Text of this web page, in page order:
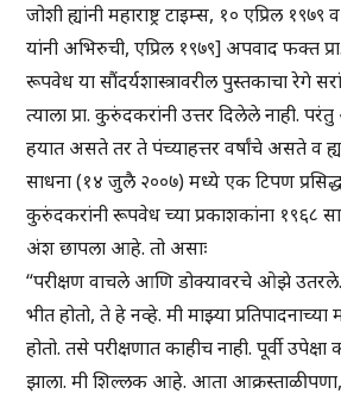
जोशी ह्यांनी महाराष्ट्र टाइम्स, १० एप्रिल १९७९
यांनी अभिरुची, एप्रिल १९७९] अपवाद फक्त
रूपवेध या सौंदर्यशास्त्रावरील पुस्तकाचा रेगे
त्याला प्रा. कुरुंदकरांनी उत्तर दिलेले नाही.
हयात असते तर ते पंच्याहत्तर वर्षांचे असते व
साधना (१४ जुलै २००७) मध्ये एक टिपण
कुरुंदकरांनी रूपवेध च्या प्रकाशकांना १९६८
अंश छापला आहे. तो असाः
“परीक्षण वाचले आणि डोक्यावरचे ओझे उतरले.
भीत होतो, ते हे नव्हे. मी माझ्या
होतो. तसे परीक्षणात काहीच नाही. पूर्वी
झाला. मी शिल्लक आहे. आता